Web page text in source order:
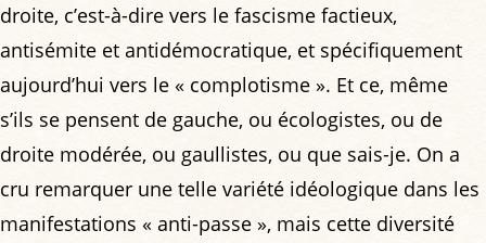
droite, c’est-à-dire vers le fascisme factieux,
antisémite et antidémocratique, et spécifiquement
aujourd’hui vers le « complotisme ». Et ce, même
s’ils se pensent de gauche, ou écologistes, ou de
droite modérée, ou gaullistes, ou que sais-je. On a
cru remarquer une telle variété idéologique dans les
manifestations « anti-passe », mais cette diversité